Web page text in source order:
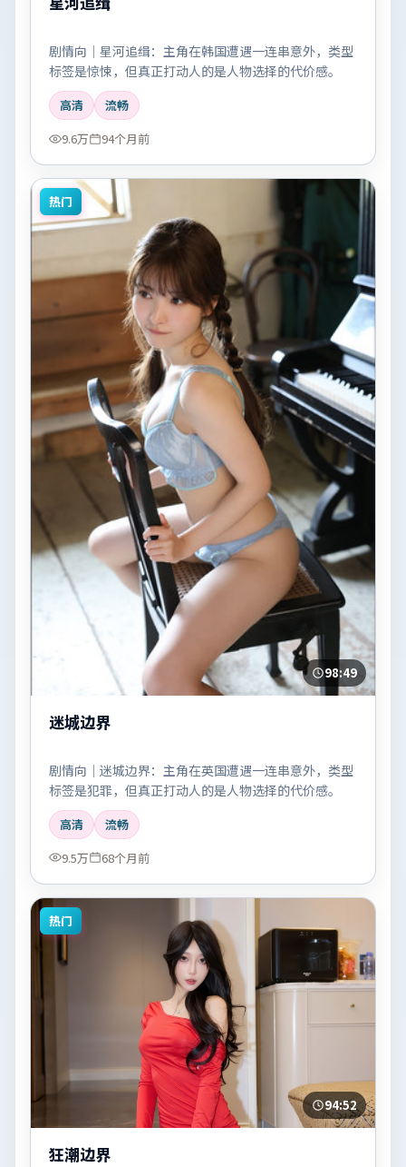
剧情向｜星河追缉：主角在韩国遭遇一连串意外，类型
标签是惊悚，但真正打动人的是人物选择的代价感。
高清
流畅
9.6万
94个月前
热门
98:49
迷城边界
剧情向｜迷城边界：主角在英国遭遇一连串意外，类型
标签是犯罪，但真正打动人的是人物选择的代价感。
高清
流畅
9.5万
68个月前
热门
94:52
狂潮边界